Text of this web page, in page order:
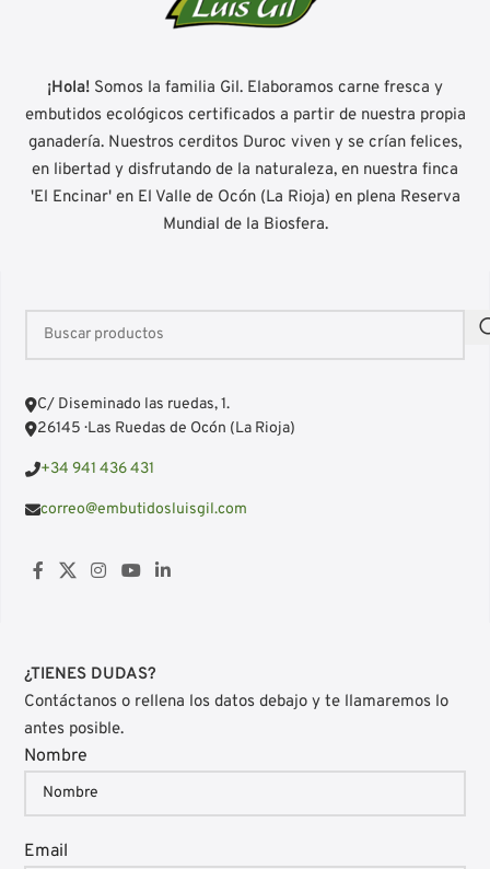
¡Hola! Somos la familia Gil. Elaboramos carne fresca y
embutidos ecológicos certificados a partir de nuestra propia
ganadería. Nuestros cerditos Duroc viven y se crían felices,
en libertad y disfrutando de la naturaleza, en nuestra finca
'El Encinar' en El Valle de Ocón (La Rioja) en plena Reserva
Mundial de la Biosfera.
C/ Diseminado las ruedas, 1.
26145 · Las Ruedas de Ocón (La Rioja)
+34 941 436 431
correo@embutidosluisgil.com
¿TIENES DUDAS?
Contáctanos o rellena los datos debajo y te llamaremos lo
antes posible.
Nombre
Email